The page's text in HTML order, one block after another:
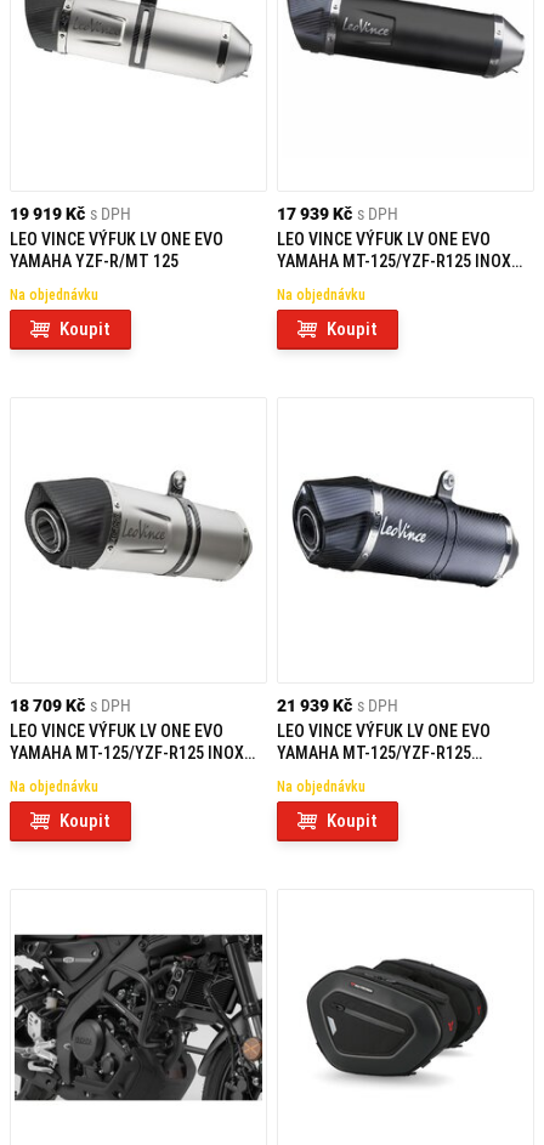
19 919 Kč s DPH
LEO VINCE VÝFUK LV ONE EVO
YAMAHA YZF-R/MT 125
Na objednávku
Koupit
17 939 Kč s DPH
LEO VINCE VÝFUK LV ONE EVO
YAMAHA MT-125/YZF-R125 INOX
Na objednávku
Koupit
18 709 Kč s DPH
LEO VINCE VÝFUK LV ONE EVO
YAMAHA MT-125/YZF-R125 INOX
Na objednávku
Koupit
21 939 Kč s DPH
LEO VINCE VÝFUK LV ONE EVO
YAMAHA MT-125/YZF-R125
Na objednávku
Koupit